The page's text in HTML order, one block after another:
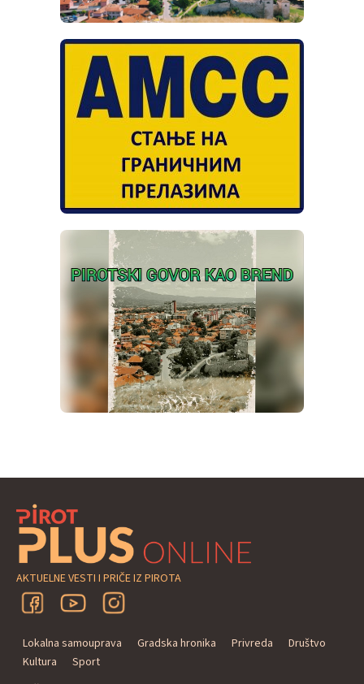
AKTUELNE VESTI I PRIČE IZ PIROTA
Lokalna samouprava Gradska hronika Privreda
Društvo
Kultura
Sport